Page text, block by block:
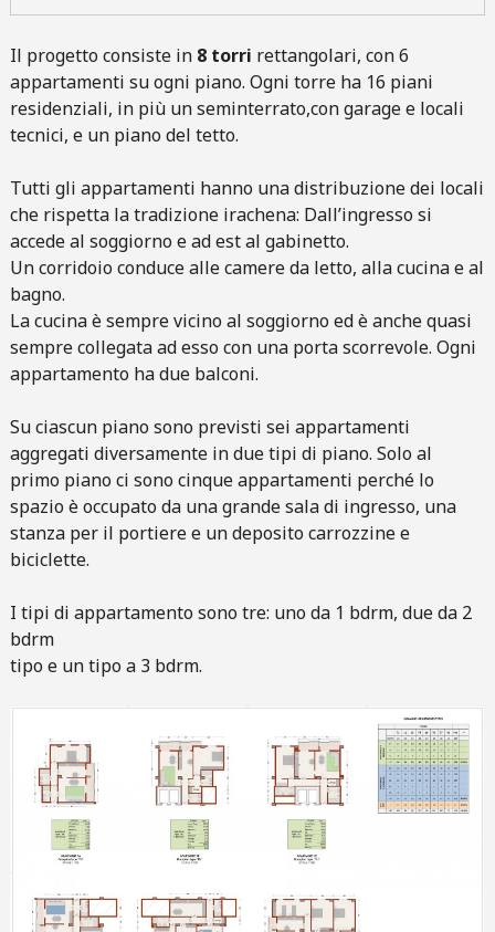
Il progetto consiste in 8 torri rettangolari, con 6
appartamenti su ogni piano. Ogni torre ha 16 piani
residenziali, in più un seminterrato,con garage e locali
tecnici, e un piano del tetto.
Tutti gli appartamenti hanno una distribuzione dei locali
che rispetta la tradizione irachena: Dall’ingresso si
accede al soggiorno e ad est al gabinetto.
Un corridoio conduce alle camere da letto, alla cucina e al
bagno.
La cucina è sempre vicino al soggiorno ed è anche quasi
sempre collegata ad esso con una porta scorrevole. Ogni
appartamento ha due balconi.
Su ciascun piano sono previsti sei appartamenti
aggregati diversamente in due tipi di piano. Solo al
primo piano ci sono cinque appartamenti perché lo
spazio è occupato da una grande sala di ingresso, una
stanza per il portiere e un deposito carrozzine e
biciclette.
I tipi di appartamento sono tre: uno da 1 bdrm, due da 2
bdrm
tipo e un tipo a 3 bdrm.